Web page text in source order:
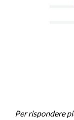
Per rispondere